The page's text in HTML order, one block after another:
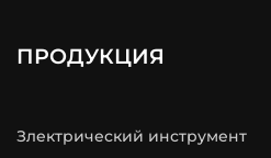
ПРОДУКЦИЯ
Злектрический инструмент